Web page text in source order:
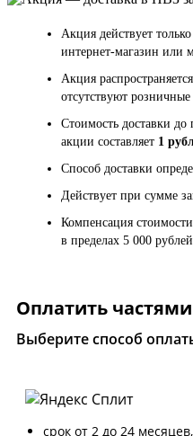
Акция действует
интернет-магазин или
Акция
отсутствуют
Стоимость доставки
акции составляет 1
Способ доставки
Действует при сумме
Компенсация
в пределах 5 000 рублей.
Оплатить
Выберите способ
срок от 2 до 24 месяцев,